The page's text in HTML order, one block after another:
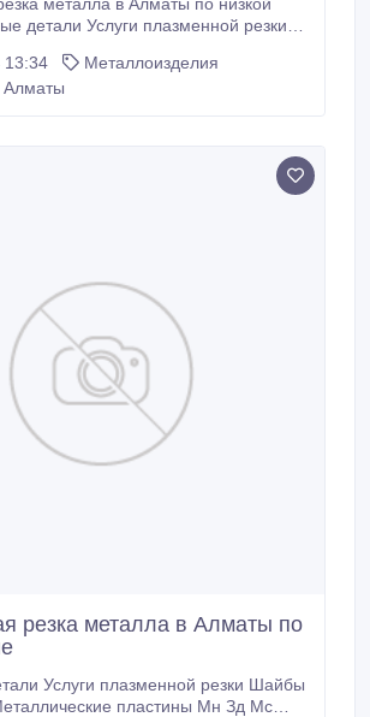
работы.
13:34
Металлоизделия
Алматы
резка металла в Алматы по
Услуги плазменной резки Шайбы
пластины Мн Зд Мс